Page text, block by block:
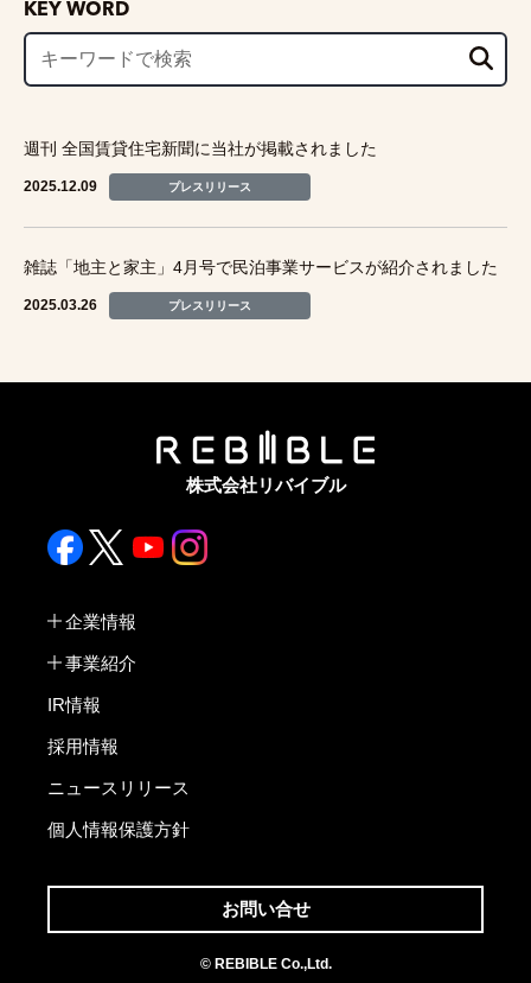
KEY WORD
2025.12.09 プレスリリース
週刊 全国賃貸住宅新聞に当社が掲載されました
2025.03.26 プレスリリース
雑誌「地主と家主」4月号で民泊事業サービスが紹介されました
株式会社リバイブル
企業情報
事業紹介
IR情報
採用情報
ニュースリリース
個人情報保護方針
お問い合せ
© REBIBLE Co.,Ltd.